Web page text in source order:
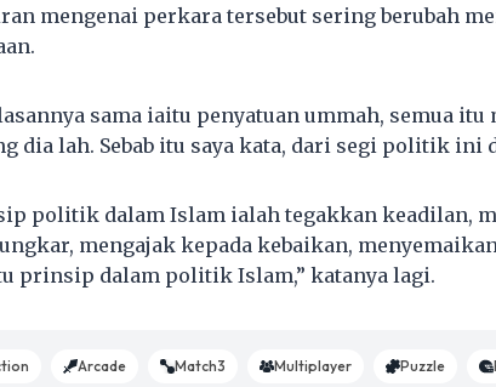
mengenai perkara tersebut sering berubah
sama iaitu penyatuan ummah, semua
dia lah. Sebab itu saya kata, dari segi politik ini
politik dalam Islam ialah tegakkan keadilan,
mengajak kepada kebaikan,
prinsip dalam politik Islam,” katanya lagi.